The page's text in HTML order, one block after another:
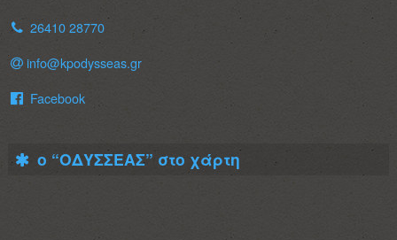
26410 28770
info@kpodysseas.gr
Facebook
ο “ΟΔΥΣΣΕΑΣ” στο χάρτη